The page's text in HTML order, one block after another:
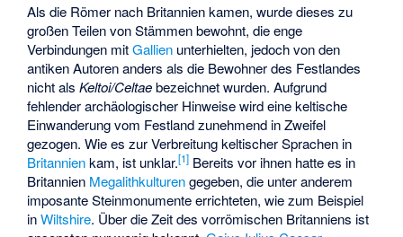
Als die Römer nach Britannien kamen, wurde dieses zu
großen Teilen von Stämmen bewohnt, die enge
Verbindungen mitGallien unterhielten, jedoch von den
antiken Autoren anders als die Bewohner des Festlandes
nicht alsKeltoi/Celtaebezeichnet wurden. Aufgrund
fehlender archäologischer Hinweise wird eine keltische
Einwanderung vom Festland zunehmend in Zweifel
gezogen. Wie es zur Verbreitung keltischer Sprachen in
Britannienkam, ist unklar.[1] Bereits vor ihnen hatte es in
Britannien Megalithkulturengegeben, die unter anderem
imposante Steinmonumente errichteten, wie zum Beispiel
inWiltshire. Über die Zeit des vorrömischen Britanniens ist